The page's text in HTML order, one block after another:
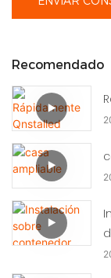
Recomendado